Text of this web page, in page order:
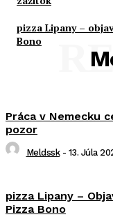
pizza Lipany –
Bono
Práca v Nemecku
pozor
Meldssk - 13. Júla
pizza Lipany –
Pizza Bono